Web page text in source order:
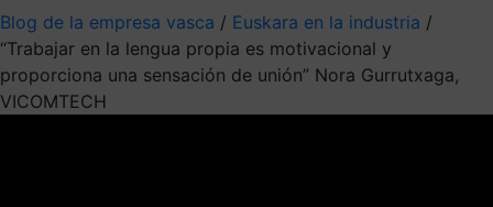
Blog de la empresa vasca / Euskara en la industria /
“Trabajar en la lengua propia es motivacional y
proporciona una sensación de unión” Nora Gurrutxaga,
VICOMTECH